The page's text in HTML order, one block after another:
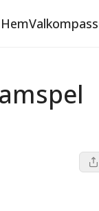
HemValkompass